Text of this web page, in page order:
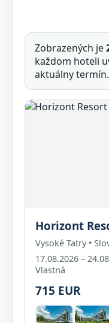
Zobrazených je
každom hoteli
aktuálny termín.
Horizont
Vysoké Tatry •
17.08.2026 –
Vlastná
715 EUR